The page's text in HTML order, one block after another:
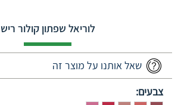
לוריאל שפתון קולור ריש
שאל אותנו על מוצר זה
צבעים: